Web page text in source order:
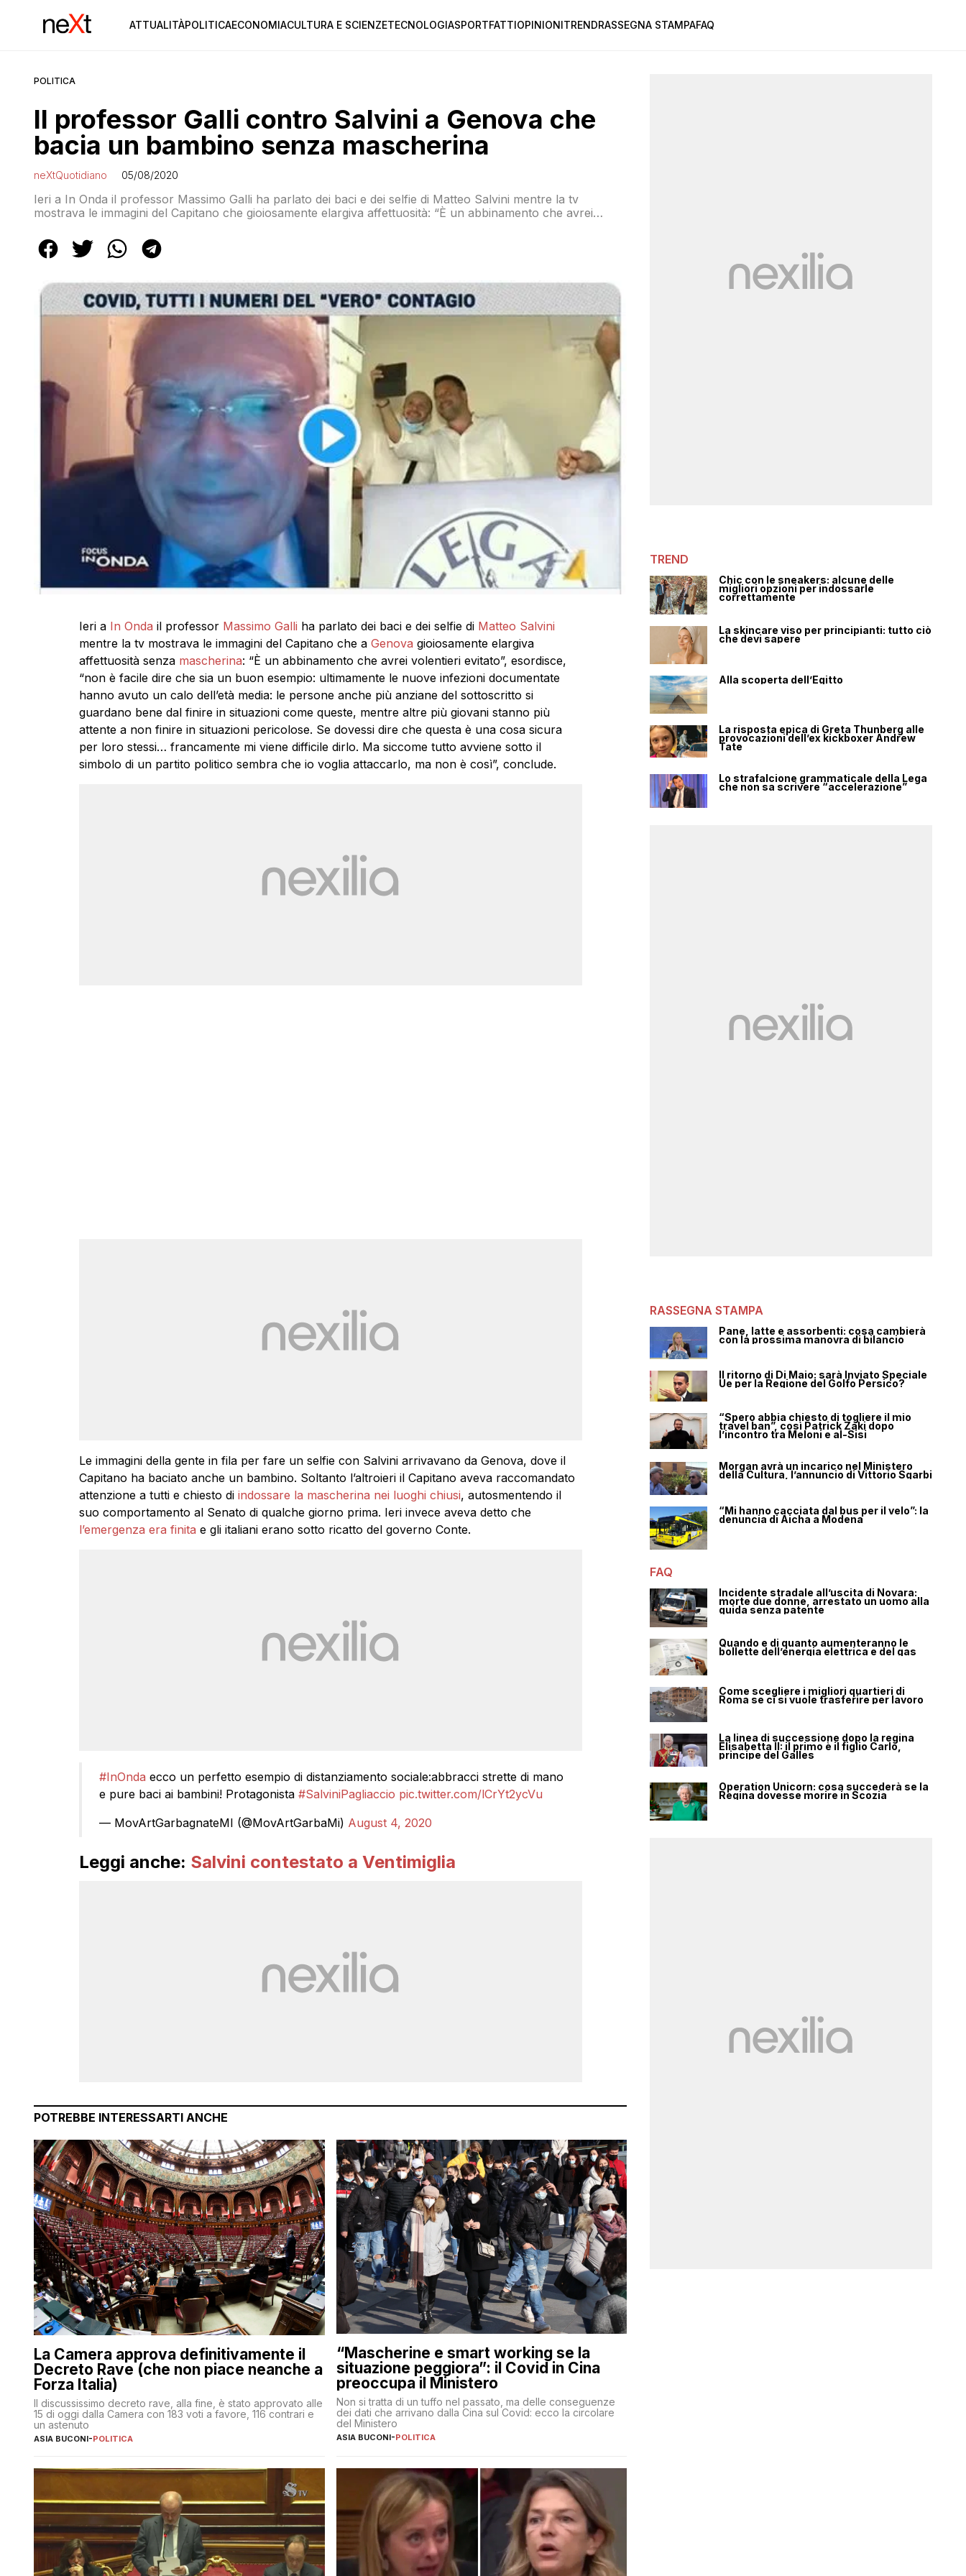
ATTUALITÀPOLITICAECONOMIACULTURA E SCIENZETECNOLOGIASPORTFATTIOPINIONITRENDRASSEGNA STAMPAFAQ
POLITICA
Il professor Galli contro Salvini a Genova che
bacia un bambino senza mascherina
neXtQuotidiano 05/08/2020
Ieri a In Onda il professor Massimo Galli ha parlato dei baci e dei selfie di Matteo Salvini mentre la tv
mostrava le immagini del Capitano che gioiosamente elargiva affettuosità: “È un abbinamento che avrei
Ieri a In Onda il professorMassimo Galli ha parlato dei baci e dei selfie di Matteo Salvini
mentre la tv mostrava le immagini del Capitano che a Genova gioiosamente elargiva
affettuosità senza mascherina: “È un abbinamento che avrei volentieri evitato”, esordisce,
“non è facile dire che sia un buon esempio: ultimamente le nuove infezioni documentate
hanno avuto un calo dell’età media: le persone anche più anziane del sottoscritto si
guardano bene dal finire in situazioni come queste, mentre altre più giovani stanno più
attente a non finire in situazioni pericolose. Se dovessi dire che questa è una cosa sicura
per loro stessi… francamente mi viene difficile dirlo. Ma siccome tutto avviene sotto il
simbolo di un partito politico sembra che io voglia attaccarlo, ma non è così”, conclude.
Le immagini della gente in fila per fare un selfie con Salvini arrivavano da Genova, dove il
Capitano ha baciato anche un bambino. Soltanto l’altroieri il Capitano aveva raccomandato
attenzione a tutti e chiesto di indossare la mascherina nei luoghi chiusi, autosmentendo il
suo comportamento al Senato di qualche giorno prima. Ieri invece aveva detto che
l’emergenza era finita e gli italiani erano sotto ricatto del governo Conte.
#InOnda ecco un perfetto esempio di distanziamento sociale:abbracci strette di mano
e pure baci ai bambini! Protagonista #SalviniPagliaccio pic.twitter.com/lCrYt2ycVu
— MovArtGarbagnateMI (@MovArtGarbaMi) August 4, 2020
Leggi anche: Salvini contestato a Ventimiglia
POTREBBE INTERESSARTI ANCHE
La Camera approva definitivamente il
Decreto Rave (che non piace neanche a
Forza Italia)
Il discussissimo decreto rave, alla fine, è stato approvato alle
15 di oggi dalla Camera con 183 voti a favore, 116 contrari e
un astenuto
ASIA BUCONI-POLITICA
“Mascherine e smart working se la
situazione peggiora”: il Covid in Cina
preoccupa il Ministero
Non si tratta di un tuffo nel passato, ma delle conseguenze
dei dati che arrivano dalla Cina sul Covid: ecco la circolare
del Ministero
ASIA BUCONI-POLITICA
TREND
Chic con le sneakers: alcune delle
migliori opzioni per indossarle
correttamente
La skincare viso per principianti: tutto ciò
che devi sapere
Alla scoperta dell’Egitto
La risposta epica di Greta Thunberg alle
provocazioni dell’ex kickboxer Andrew
Tate
Lo strafalcione grammaticale della Lega
che non sa scrivere “accelerazione”
RASSEGNA STAMPA
Pane, latte e assorbenti: cosa cambierà
con la prossima manovra di bilancio
Il ritorno di Di Maio: sarà Inviato Speciale
Ue per la Regione del Golfo Persico?
“Spero abbia chiesto di togliere il mio
travel ban”, così Patrick Zaki dopo
l’incontro tra Meloni e al-Sisi
Morgan avrà un incarico nel Ministero
della Cultura, l’annuncio di Vittorio Sgarbi
“Mi hanno cacciata dal bus per il velo”: la
denuncia di Aicha a Modena
FAQ
Incidente stradale all’uscita di Novara:
morte due donne, arrestato un uomo alla
guida senza patente
Quando e di quanto aumenteranno le
bollette dell’energia elettrica e del gas
Come scegliere i migliori quartieri di
Roma se ci si vuole trasferire per lavoro
La linea di successione dopo la regina
Elisabetta II: il primo è il figlio Carlo,
principe del Galles
Operation Unicorn: cosa succederà se la
Regina dovesse morire in Scozia